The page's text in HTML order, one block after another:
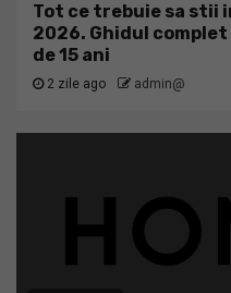
Tot ce trebuie sa stii
2026. Ghidul
de 15 ani
2 zile ago admin@